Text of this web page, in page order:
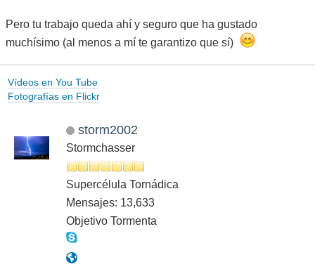
Pero tu trabajo queda ahí y seguro que ha gustado
muchísimo (al menos a mí te garantizo que sí)
Vídeos en You Tube
Fotografías en Flickr
storm2002
Stormchasser
Supercélula Tornádica
Mensajes: 13,633
Objetivo Tormenta